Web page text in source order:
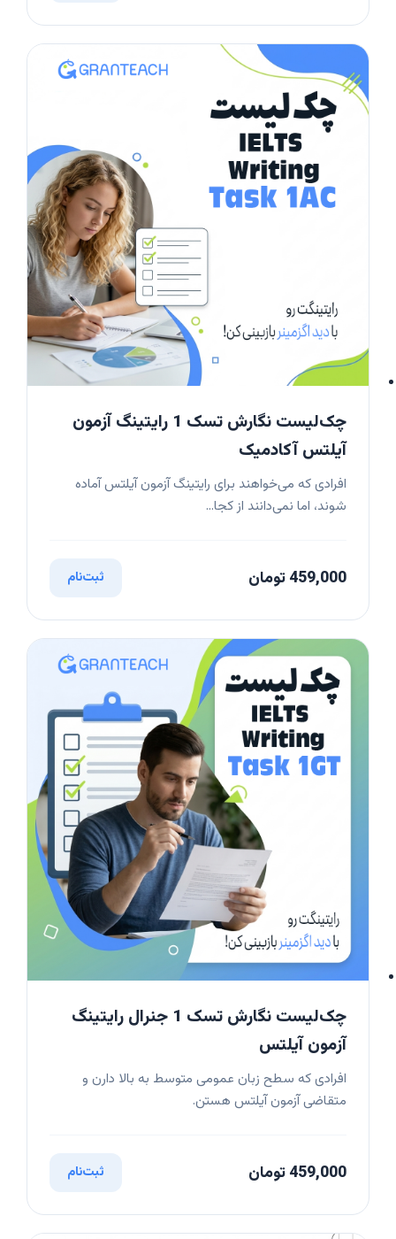
چک‌لیست نگارش تسک 1 رایتینگ آزمون
آیلتس آکادمیک
افرادی که می‌خواهند برای رایتینگ آزمون آیلتس آماده
شوند، اما نمی‌دانند از کجا...
459,000 تومان ثبت‌نام
چک‌لیست نگارش تسک 1 جنرال رایتینگ
آزمون آیلتس
افرادی که سطح زبان عمومی متوسط به بالا دارن و
متقاضی آزمون آیلتس هستن.
459,000 تومان ثبت‌نام